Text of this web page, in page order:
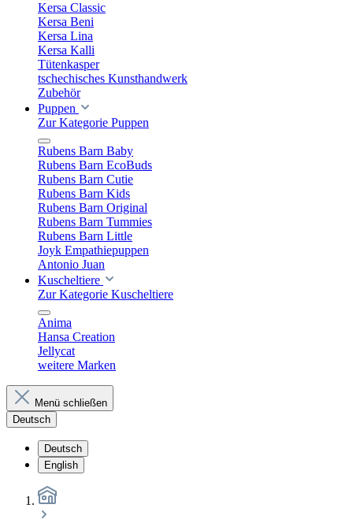
Kersa Classic
Kersa Beni
Kersa Lina
Kersa Kalli
Tütenkasper
tschechisches Kunsthandwerk
Zubehör
Puppen
Zur Kategorie Puppen
Rubens Barn Baby
Rubens Barn EcoBuds
Rubens Barn Cutie
Rubens Barn Kids
Rubens Barn Original
Rubens Barn Tummies
Rubens Barn Little
Joyk Empathiepuppen
Antonio Juan
Kuscheltiere
Zur Kategorie Kuscheltiere
Anima
Hansa Creation
Jellycat
weitere Marken
Menü schließen
Deutsch
Deutsch
English